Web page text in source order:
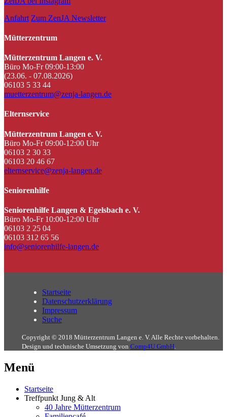
Anfahrt Zum ZenJA Newsletter
Mütterzentrum
Mütterzentrum Langen e. V.
Büro Mo-Fr 09:00-13:00
(23.06. - 07.08.2026)
06103 5 33 44
muetterzentrum@zenja-langen.de
Elternservice
Mütterzentrum Langen e. V.
Büro Mo-Fr 09:00-12:00 Uhr
06103 2 30 33
06103 20 46 67
elternservice@zenja-langen.de
Seniorenhilfe
Seniorenhilfe Langen & Egelsbach e. V.
Büro Mo-Fr 10:00-12:00 Uhr
06103 2 25 04
06103 312 65 56
info@seniorenhilfe-langen.de
Startseite
Datenschutzerklärung
Impressum
Suche
Copyright © 2018 Mütterzentrum Langen e. V. Alle Rechte vorbehalten.
Design und technische Umsetzung von Comp4U GmbH.
Menü
Startseite
Treffpunkt Jung & Alt
40 Jahre Mütterzentrum